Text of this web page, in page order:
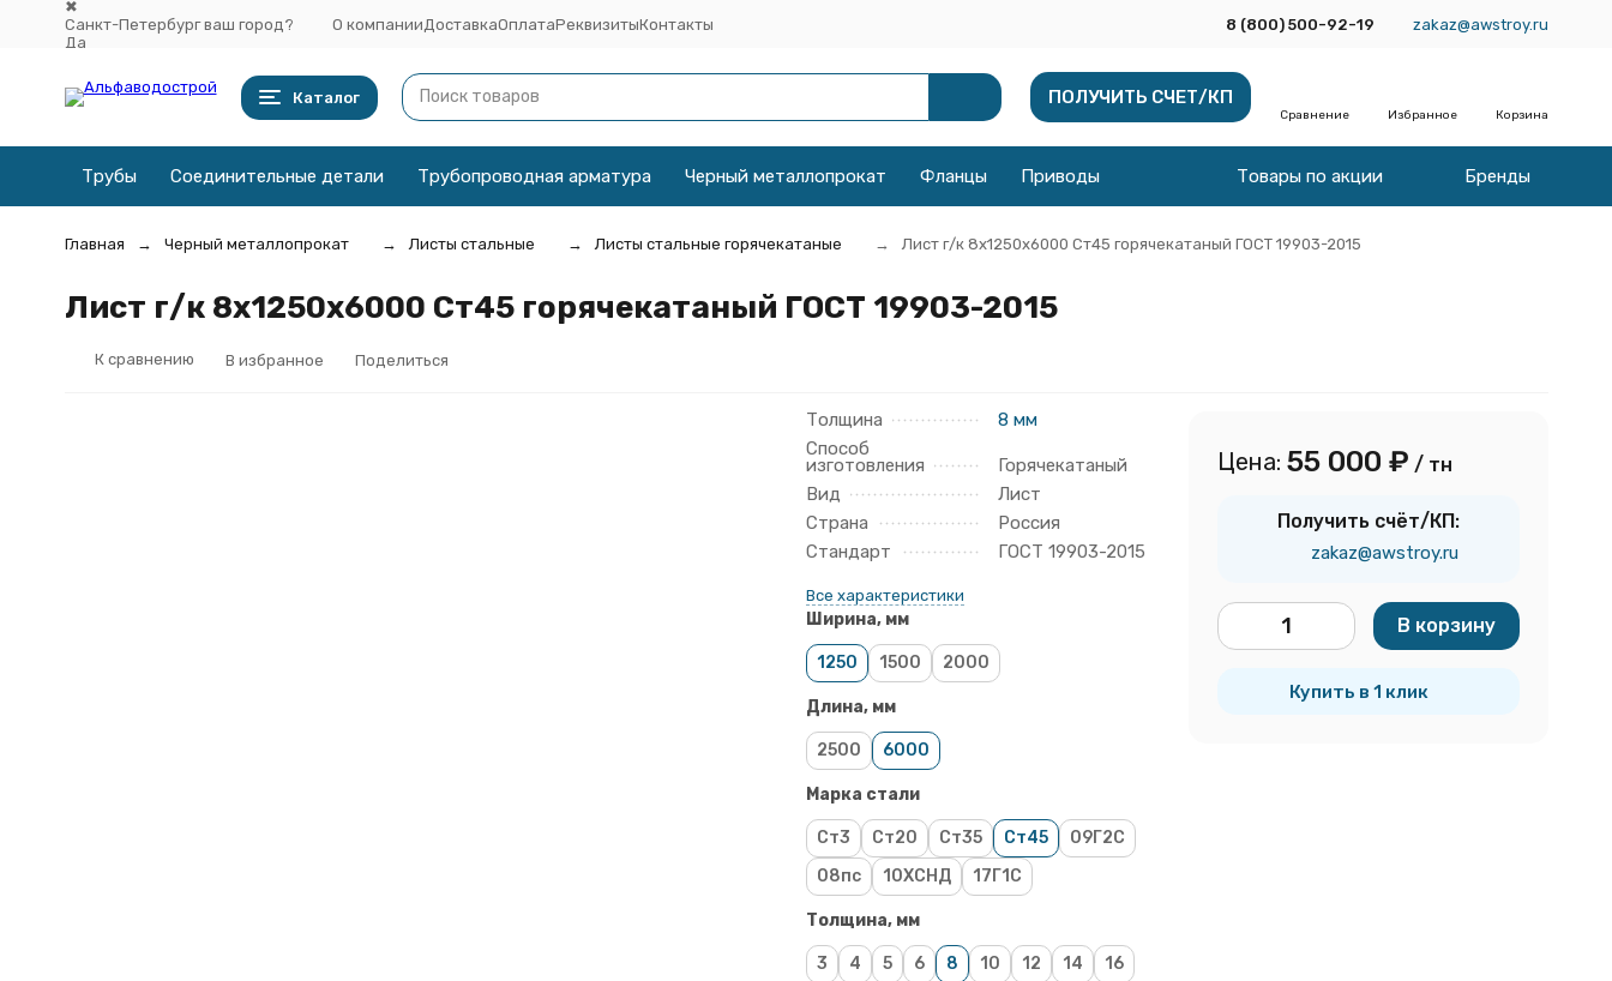
✖
Санкт-Петербург ваш город?
Да
О компании ДоставкаОплатаРеквизитыКонтакты 8 (800) 500-92-19 zakaz@awstroy.ru
Каталог ПОЛУЧИТЬ СЧЕТ/КП
Сравнение Избранное Корзина
Трубы Соединительные детали Трубопроводная арматура Черный металлопрокат Фланцы Приводы Товары по акции Бренды
Главная Черный металлопрокат Листы стальные Листы стальные горячекатаные Лист г/к 8х1250x6000 Ст45 горячекатаный ГОСТ 19903-2015
Лист г/к 8х1250x6000 Ст45 горячекатаный ГОСТ 19903-2015
К сравнению В избранное Поделиться
Толщина
8 мм
Способ
изготовления
Горячекатаный
Вид
Лист
Страна
Россия
Стандарт
ГОСТ 19903-2015
Все характеристики
Ширина, мм
1250 1500 2000
Длина, мм
2500 6000
Марка стали
Ст3 Ст20 Ст35 Ст45
09Г2С
08пс
10ХСНД 17Г1С
Толщина, мм
3 4 5 6 8 10 12 14
16
Цена: 55 000 ₽ / тн
Получить счёт/КП:
zakaz@awstroy.ru
В корзину
Купить в 1 клик